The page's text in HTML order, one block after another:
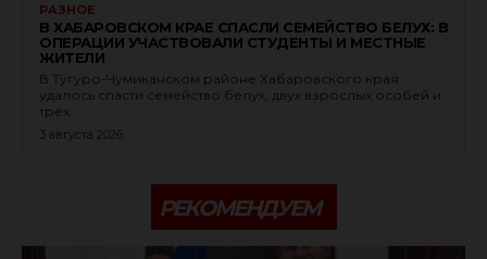
РАЗНОЕ
В ХАБАРОВСКОМ КРАЕ СПАСЛИ СЕМЕЙСТВО БЕЛУХ: В
ОПЕРАЦИИ УЧАСТВОВАЛИ СТУДЕНТЫ И МЕСТНЫЕ
ЖИТЕЛИ
В Тугуро-Чумиканском районе Хабаровского края
удалось спасти семейство белух, двух взрослых особей и
трёх...
3 августа 2026
РЕКОМЕНДУЕМ